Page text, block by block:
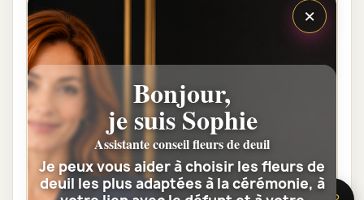
commande anticipée facilite l’organisation
et permet au fleuriste de vérifier les
contraintes du lieu de livraison.
Les fleurs peuvent-elles être livrées
au domicile de la famille ?
Oui. Une composition de condoléances
peut être livrée au domicile avant ou après
×
Bonjour,
je suis Sophie
Assistante conseil fleurs de deuil
Je peux vous aider à choisir les fleurs de
deuil les plus adaptées à la cérémonie, à